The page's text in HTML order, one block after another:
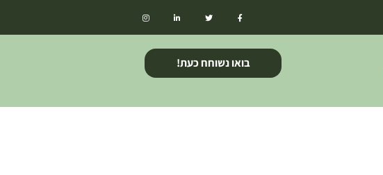
בואו נשוחח כעת!